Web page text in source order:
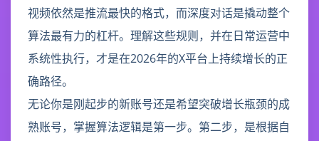
视频依然是推流最快的格式，而深度对话是撬动整个
算法最有力的杠杆。理解这些规则，并在日常运营中
系统性执行，才是在2026年的X平台上持续增长的正
确路径。
无论你是刚起步的新账号还是希望突破增长瓶颈的成
熟账号，掌握算法逻辑是第一步。第二步，是根据自